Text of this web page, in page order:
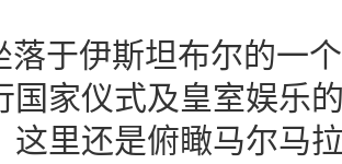
落于伊斯坦布尔的一
国家仪式及皇室娱乐
这里还是俯瞰马尔马